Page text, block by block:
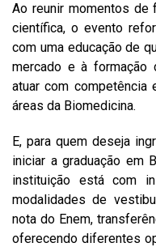
Ao reunir momentos de
científica, o evento
com uma educação de
mercado e à formação
atuar com competência
áreas da Biomedicina.
E, para quem deseja
iniciar a graduação em
instituição está com
modalidades de
nota do Enem,
oferecendo diferentes